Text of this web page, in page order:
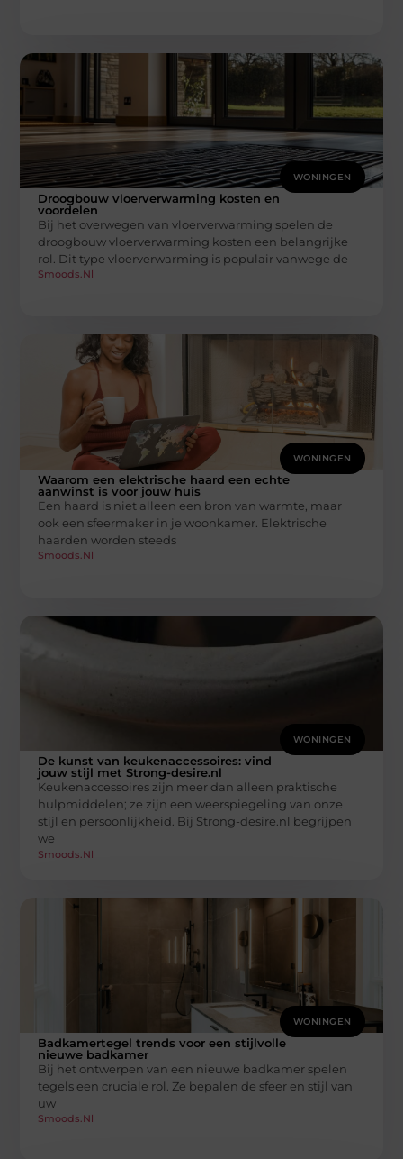
WONINGEN
Droogbouw vloerverwarming kosten en
voordelen
Bij het overwegen van vloerverwarming spelen de
droogbouw vloerverwarming kosten een belangrijke
rol. Dit type vloerverwarming is populair vanwege de
Smoods.nl
WONINGEN
Waarom een elektrische haard een echte
aanwinst is voor jouw huis
Een haard is niet alleen een bron van warmte, maar
ook een sfeermaker in je woonkamer. Elektrische
haarden worden steeds
Smoods.nl
WONINGEN
De kunst van keukenaccessoires: vind
jouw stijl met Strong-desire.nl
Keukenaccessoires zijn meer dan alleen praktische
hulpmiddelen; ze zijn een weerspiegeling van onze
stijl en persoonlijkheid. Bij Strong-desire.nl begrijpen
we
Smoods.nl
WONINGEN
Badkamertegel trends voor een stijlvolle
nieuwe badkamer
Bij het ontwerpen van een nieuwe badkamer spelen
tegels een cruciale rol. Ze bepalen de sfeer en stijl van
uw
Smoods.nl